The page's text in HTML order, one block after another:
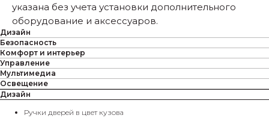
указана без учета установки дополнительного
оборудование и аксессуаров.
Дизайн
Безопасность
Комфорт и интерьер
Управление
Мультимедиа
Освещение
Дизайн
Ручки дверей в цвет кузова